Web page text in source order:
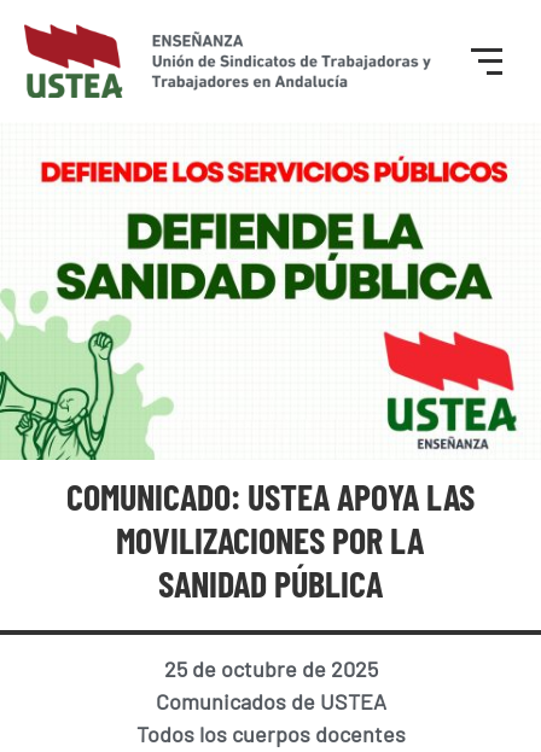
COMUNICADO: USTEA APOYA LAS
MOVILIZACIONES POR LA
SANIDAD PÚBLICA
25 de octubre de 2025
Comunicados de USTEA
Todos los cuerpos docentes